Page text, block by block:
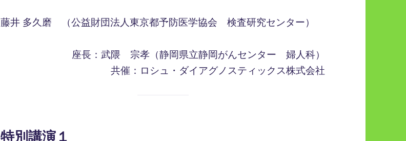
藤井 多久磨 （公益財団法人東京都予防医学協会 検査研究センター）
座長：武隈 宗孝（静岡県立静岡がんセンター 婦人科）
共催：ロシュ・ダイアグノスティックス株式会社
特別講演１